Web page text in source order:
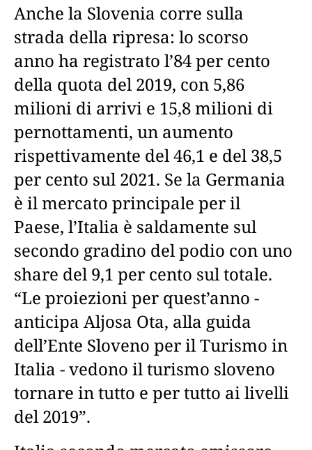
Anche la Slovenia corre sulla
strada della ripresa: lo scorso
anno ha registrato l’84 per cento
della quota del 2019, con 5,86
milioni di arrivi e 15,8 milioni di
pernottamenti, un aumento
rispettivamente del 46,1 e del 38,5
per cento sul 2021. Se la Germania
è il mercato principale per il
Paese, l’Italia è saldamente sul
secondo gradino del podio con uno
share del 9,1 per cento sul totale.
“Le proiezioni per quest’anno -
anticipa Aljosa Ota, alla guida
dell’Ente Sloveno per il Turismo in
Italia - vedono il turismo sloveno
tornare in tutto e per tutto ai livelli
del 2019”.